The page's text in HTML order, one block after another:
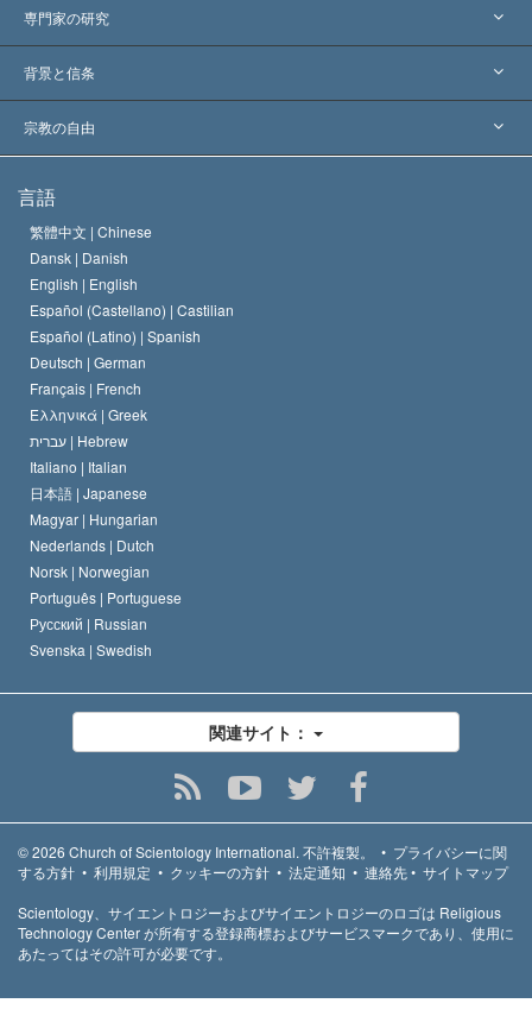
アメリカ
世界各地での認可
主要な裁定
専門家の研究
各分野の専門家による見解
世界を代表する専門家
背景と信条
L. ロン ハバード
サイエントロジー教会の信条
サイエントロジストの規律
デビッド･ミスキャベッジ
宗教の自由
何でしょう？
人権の国際基準
宗教に関する宣言
言語
繁體中文 | Chinese
Dansk | Danish
English | English
Español (Castellano) | Castilian
Español (Latino) | Spanish
Deutsch | German
Français | French
Ελληνικά | Greek
עברית | Hebrew
Italiano | Italian
日本語 | Japanese
Magyar | Hungarian
Nederlands | Dutch
Norsk | Norwegian
Português | Portuguese
Русский | Russian
Svenska | Swedish
関連サイト：
© 2026 Church of Scientology International. 不許複製。 • プライバシーに関
する方針 • 利用規定 • クッキーの方針 • 法定通知 • 連絡先• サイトマップ
Scientology、サイエントロジーおよびサイエントロジーのロゴは Religious
Technology Center が所有する登録商標およびサービスマークであり、使用に
あたってはその許可が必要です。